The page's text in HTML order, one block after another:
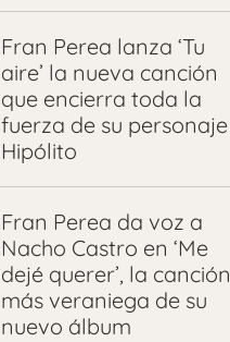
Fran Perea lanza ‘Tu
aire’ la nueva canción
que encierra toda la
fuerza de su personaje
Hipólito
Fran Perea da voz a
Nacho Castro en ‘Me
dejé querer’, la canción
más veraniega de su
nuevo álbum